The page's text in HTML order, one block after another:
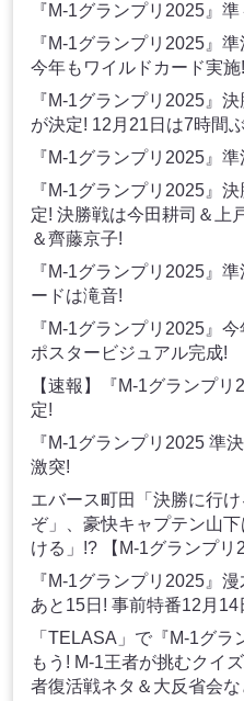
『M-1グランプリ2025』
『M-1グランプリ2025』
今年もワイルドカード実施!
『M-1グランプリ2025』
が決定! 12月21日は7時間
『M-1グランプリ2025』
『M-1グランプリ2025』
定! 決勝戦は今田耕司＆上
＆齊藤京子!
『M-1グランプリ2025』
ードは滝音!
『M-1グランプリ2025』
ポスタービジュアル完成!
【速報】『M-1グランプ
定!
『M-1グランプリ2025 準
激突!
エバース町田「決勝に行
ぞ」、豪快キャプテン山
ける」!? 【M-1グランプリ
『M-1グランプリ2025』
あと15日! 事前特番12月14
「TELASA」で『M-1グ
もう! M-1王者が挑むクイ
者復活戦ネタ＆大反省会